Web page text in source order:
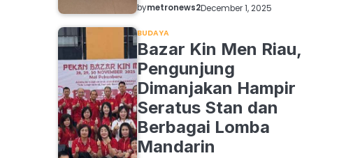
bymetronews2December 1, 2025
BUDAYA
Bazar Kin Men Riau,
Pengunjung
Dimanjakan Hampir
Seratus Stan dan
Berbagai Lomba
Mandarin